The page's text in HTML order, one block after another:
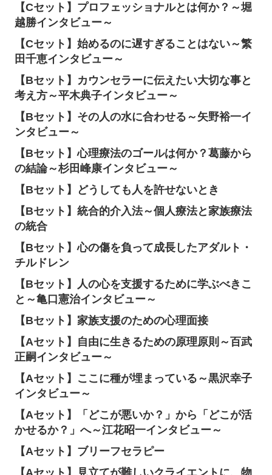
【Cセット】プロフェッショナルとは何か？～堀
越勝インタビュー～
【Cセット】始めるのに遅すぎることはない～繁
田千恵インタビュー～
【Bセット】カウンセラーに伝えたい大切な事と
考え方～平木典子インタビュー～
【Bセット】その人の水に合わせる～矢野裕一イ
ンタビュー～
【Bセット】心理療法のゴールは何か？葛藤から
の結論～杉田峰康インタビュー～
【Bセット】どうしても人を許せないとき
【Bセット】統合的介入法～個人療法と家族療法
の統合
【Bセット】心の傷を負って成長したアダルト・
チルドレン
【Bセット】人の心を支援するために学ぶべきこ
と～亀口憲治インタビュー～
【Bセット】家族支援のための心理面接
【Aセット】自由に生きるための原理原則～百武
正嗣インタビュー～
【Aセット】ここに種が埋まっている～黒沢幸子
インタビュー～
【Aセット】「どこが悪いか？」から「どこが活
かせるか？」へ～江花昭一インタビュー～
【Aセット】ブリーフセラピー
【Aセット】見立てが難しいクライエントに、物